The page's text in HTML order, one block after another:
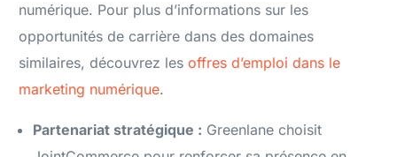
numérique. Pour plus d’informations sur les
opportunités de carrière dans des domaines
similaires, découvrez lesoffres d’emploi dans le
marketing numérique.
Partenariat stratégique : Greenlane choisit